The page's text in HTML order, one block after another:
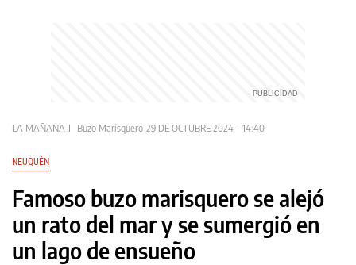
LA MAÑANA Buzo Marisquero 29 DE OCTUBRE 2024 - 14:40
NEUQUÉN
Famoso buzo marisquero se alejó
un rato del mar y se sumergió en
un lago de ensueño